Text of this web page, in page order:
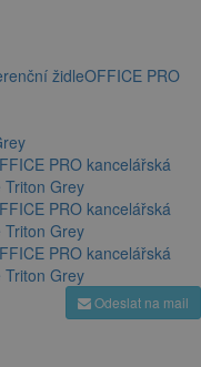
židleOFFICE PRO
Odeslat na mail